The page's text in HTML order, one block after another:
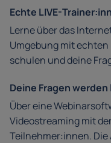
Echte LIVE-
Lerne über das
Umgebung mit
schulen und deine
Deine Fragen
Über eine
Videostreaming mit
Teilnehmer:innen.